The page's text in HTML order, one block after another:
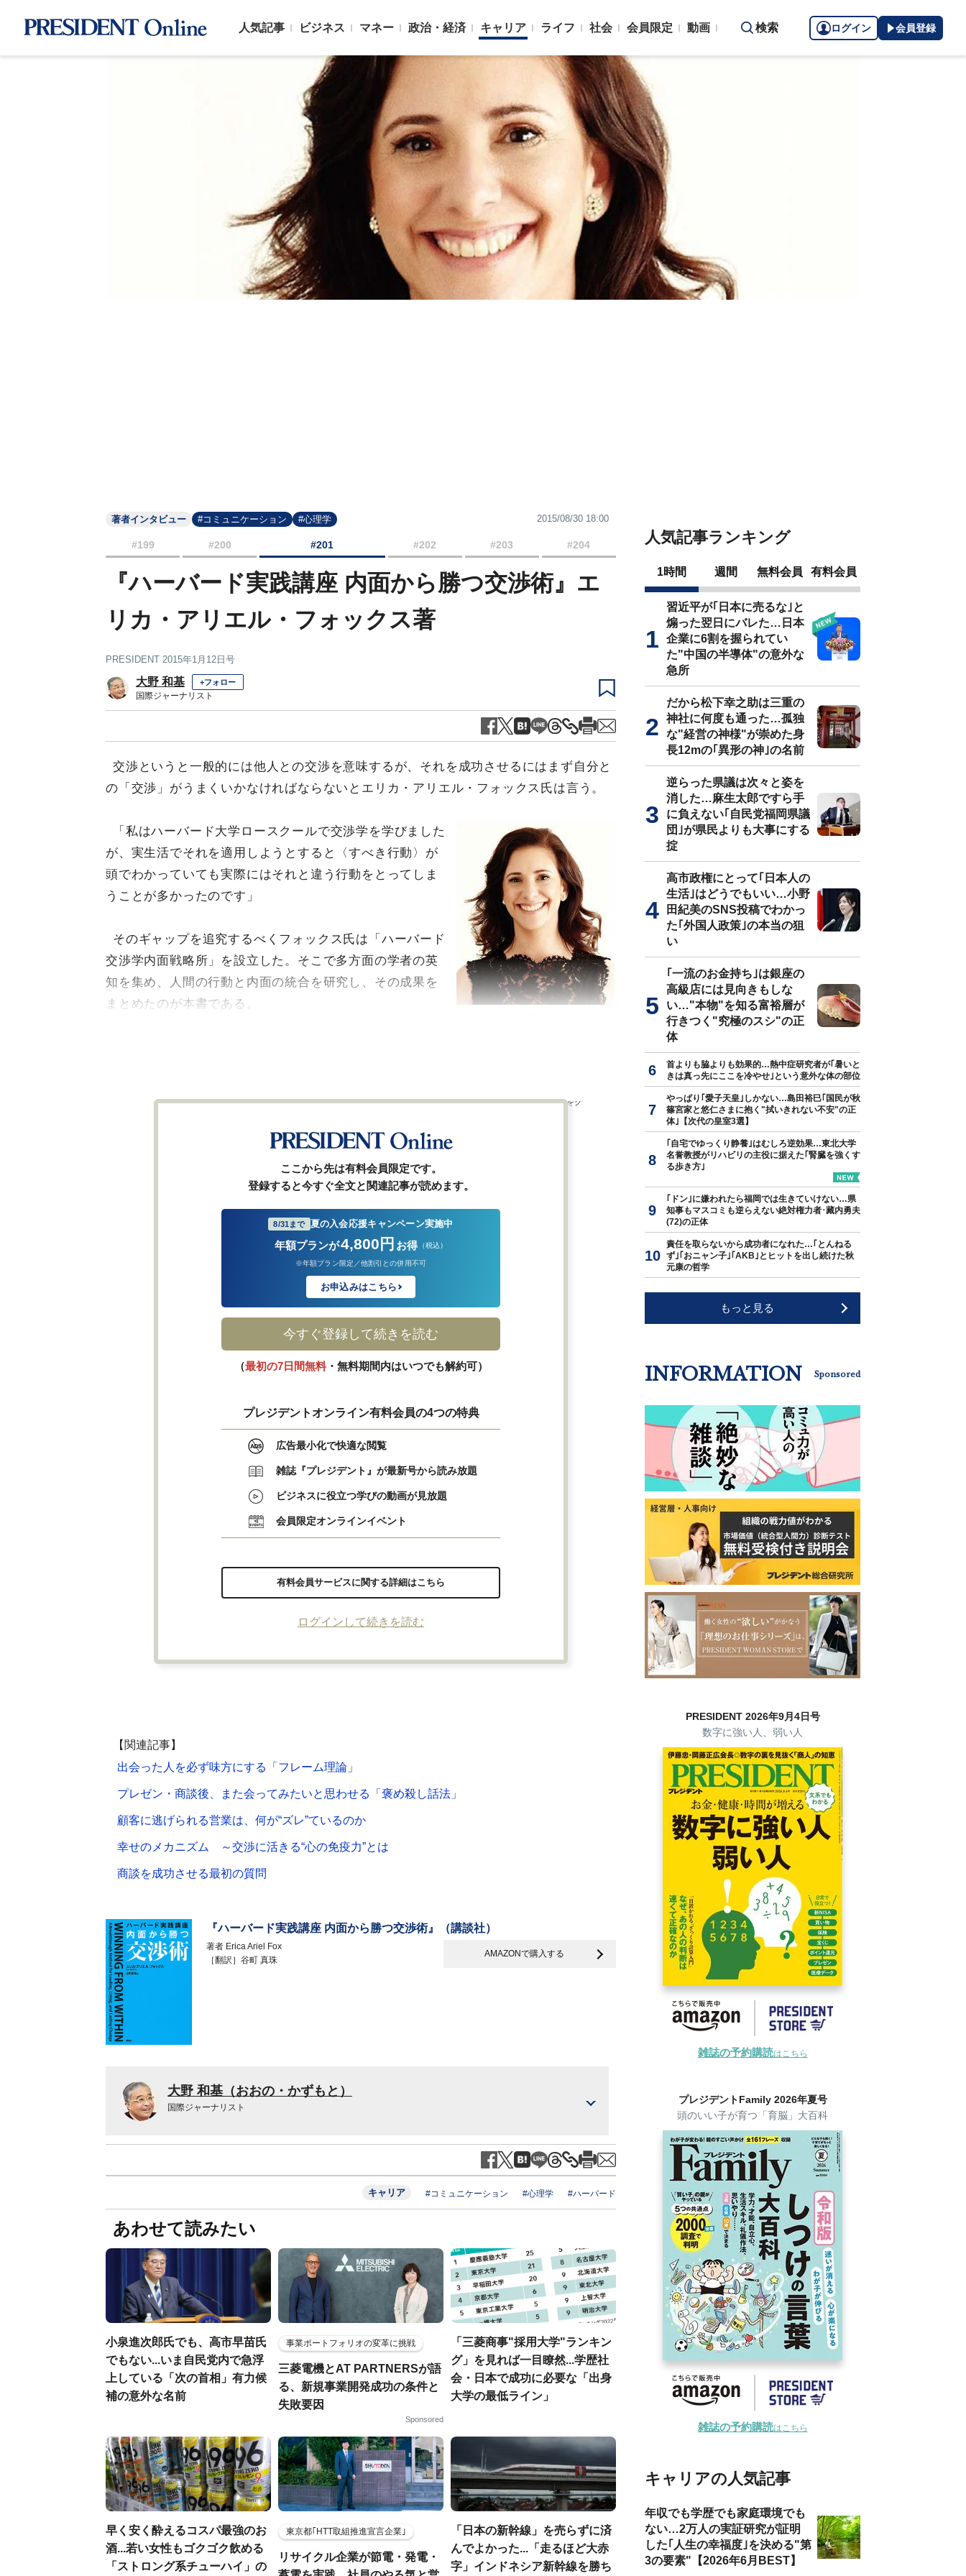
人気記事 ビジネス マネー 政治・経済 キャリア ライフ 社会 会員限定 動画 検索 ログイン 会員登録
著者インタビュー #コミュニケーション #心理学 2015/08/30 18:00
#199 #200 #201 #202 #203 #204
『ハーバード実践講座 内面から勝つ交渉術』エ
リカ・アリエル・フォックス著
PRESIDENT 2015年1月12日号
大野 和基 +フォロー
国際ジャーナリスト
交渉というと一般的には他人との交渉を意味するが、それを成功させるにはまず自分と
の「交渉」がうまくいかなければならないとエリカ・アリエル・フォックス氏は言う。
Leadershipでは世界的な大企業をク
「私はハーバード大学ロースクールで交渉学を学びました
が、実生活でそれを適用しようとすると〈すべき行動〉が
頭でわかっていても実際にはそれと違う行動をとってしま
うことが多かったのです」
そのギャップを追究するべくフォックス氏は「ハーバード
交渉学内面戦略所」を設立した。そこで多方面の学者の英
知を集め、人間の行動と内面の統合を研究し、その成果を
まとめたのが本書である。
ここから先は有料会員限定です。
登録すると今すぐ全文と関連記事が読めます。
8/31まで 夏の入会応援キャンペーン実施中
年額プランが4,800円 お得 （税込）
※年額プラン限定／他割引との併用不可
お申込みはこちら
今すぐ登録して続きを読む
（最初の7日間無料・無料期間内はいつでも解約可）
プレジデントオンライン有料会員の4つの特典
広告最小化で快適な閲覧
雑誌『プレジデント』が最新号から読み放題
ビジネスに役立つ学びの動画が見放題
会員限定オンラインイベント
有料会員サービスに関する詳細はこちら
ログインして続きを読む
【関連記事】
出会った人を必ず味方にする「フレーム理論」
プレゼン・商談後、また会ってみたいと思わせる「褒め殺し話法」
顧客に逃げられる営業は、何が“ズレ”ているのか
幸せのメカニズム ～交渉に活きる“心の免疫力”とは
商談を成功させる最初の質問
『ハーバード実践講座 内面から勝つ交渉術』（講談社）
著者 Erica Ariel Fox
［翻訳］谷町 真珠
AMAZONで購入する
大野 和基（おおの・かずもと）
国際ジャーナリスト
キャリア #コミュニケーション #心理学 #ハーバード
あわせて読みたい
小泉進次郎氏でも、高市早苗氏
でもない...いま自民党内で急浮
上している「次の首相」有力候
補の意外な名前
事業ポートフォリオの変革に挑戦
三菱電機とAT PARTNERSが語
る、新規事業開発成功の条件と
失敗要因
Sponsored
「三菱商事"採用大学"ランキン
グ」を見れば一目瞭然...学歴社
会・日本で成功に必要な「出身
大学の最低ライン」
早く安く酔えるコスパ最強のお
酒...若い女性もゴクゴク飲める
「ストロング系チューハイ」の
東京都｢HTT取組推進宣言企業｣
リサイクル企業が節電・発電・
「日本の新幹線」を売らずに済
んでよかった...「走るほど大赤
字」インドネシア新幹線を勝ち
人気記事ランキング
1時間 週間 無料会員 有料会員
習近平が｢日本に売るな｣と
煽った翌日にバレた…日本
企業に6割を握られてい
た"中国の半導体"の意外な
急所
だから松下幸之助は三重の
神社に何度も通った…孤独
な"経営の神様"が崇めた身
長12mの｢異形の神｣の名前
逆らった県議は次々と姿を
消した…麻生太郎ですら手
に負えない｢自民党福岡県議
団｣が県民よりも大事にする
掟
高市政権にとって｢日本人の
生活｣はどうでもいい…小野
田紀美のSNS投稿でわかっ
た｢外国人政策｣の本当の狙
い
｢一流のお金持ち｣は銀座の
高級店には見向きもしな
い…"本物"を知る富裕層が
行きつく"究極のスシ"の正
体
首よりも脇よりも効果的…熱中症研究者が｢暑いと
きは真っ先にここを冷やせ｣という意外な体の部位
やっぱり｢愛子天皇｣しかない…島田裕巳｢国民が秋
篠宮家と悠仁さまに抱く"拭いきれない不安"の正
体｣【次代の皇室3選】
｢自宅でゆっくり静養｣はむしろ逆効果…東北大学
名誉教授がリハビリの主役に据えた｢腎臓を強くす
る歩き方｣
｢ドン｣に嫌われたら福岡では生きていけない…県
知事もマスコミも逆らえない絶対権力者･藏内勇夫
(72)の正体
責任を取らないから成功者になれた…｢とんねる
ず｣｢おニャン子｣｢AKB｣とヒットを出し続けた秋
元康の哲学
もっと見る
INFORMATION Sponsored
PRESIDENT 2026年9月4日号
数字に強い人、弱い人
雑誌の予約購読はこちら
プレジデントFamily 2026年夏号
頭のいい子が育つ「育脳」大百科
雑誌の予約購読はこちら
キャリアの人気記事
年収でも学歴でも家庭環境でも
ない…2万人の実証研究が証明
した｢人生の幸福度｣を決める"第
3の要素"【2026年6月BEST】